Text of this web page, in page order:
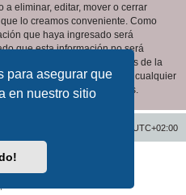
para asegurar que
en nuestro sitio
a eliminar, editar, mover o cerrar
lo creamos conveniente. Como
que haya ingresado será
que esta información no será
su consentimiento, ni “Foros de la
responsables por cualquier
datos sean comprometidos.
UTC+02:00
Software © phpBB Limited
phpBB España